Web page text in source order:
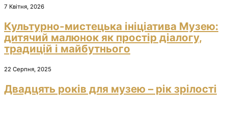
7 Квітня, 2026
Культурно-мистецька ініціатива Музею:
дитячий малюнок як простір діалогу,
традицій і майбутнього
22 Серпня, 2025
Двадцять років для музею – рік зрілості